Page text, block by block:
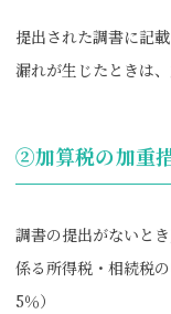
提出された調書に記
漏れが生じたときは
②加算税の加重
調書の提出がないと
係る所得税・相続税
5％）